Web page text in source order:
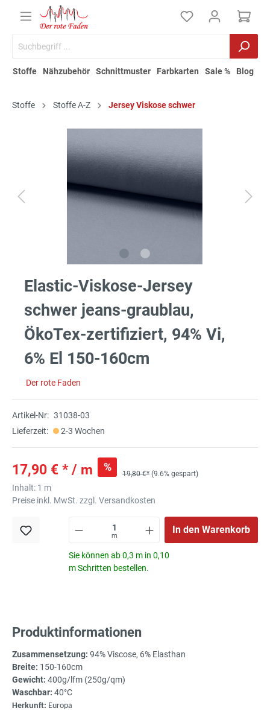
Stoffe Nähzubehör Schnittmuster Farbkarten Sale % Blog
Stoffe Stoffe A-Z Jersey Viskose schwer
Elastic-Viskose-Jersey
schwer jeans-graublau,
ÖkoTex-zertifiziert, 94% Vi,
6% El 150-160cm
Der rote Faden
Artikel-Nr: 31038-03
Lieferzeit:
2-3 Wochen
17,90 € * / m %
19,80 €* (9.6% gespart)
Inhalt: 1 m
Preise inkl. MwSt. zzgl. Versandkosten
m
In den Warenkorb
Sie können ab 0,3 m in 0,10
m Schritten bestellen.
Produktinformationen
Zusammensetzung: 94% Viscose, 6% Elasthan
Breite: 150-160cm
Gewicht: 400g/lfm (250g/qm)
Waschbar: 40°C
Herkunft: Europa